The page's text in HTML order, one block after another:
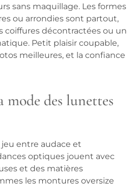
sans maquillage. Les formes
ou arrondies sont partout,
coiffures décontractées ou un
Petit plaisir coupable,
meilleures, et la confiance
mode des lunettes
jeu entre audace et
optiques jouent avec
et des matières
les montures oversize